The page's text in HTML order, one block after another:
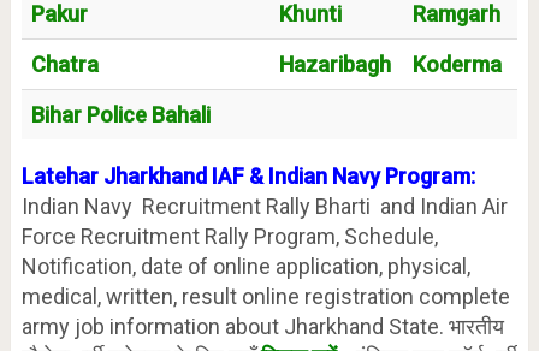
Pakur
Khunti
Ramgarh
Chatra
Hazaribagh
Koderma
Bihar Police Bahali
Latehar Jharkhand IAF & Indian Navy Program:
Indian Navy Recruitment Rally Bharti and Indian Air
Force Recruitment Rally Program, Schedule,
Notification, date of online application, physical,
medical, written, result online registration complete
army job information about Jharkhand State. भारतीय